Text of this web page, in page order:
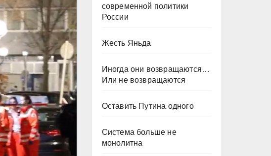
современной политики
России
Жесть Яньда
Иногда они возвращаются…
Или не возвращаются
Оставить Путина одного
Система больше не
монолитна